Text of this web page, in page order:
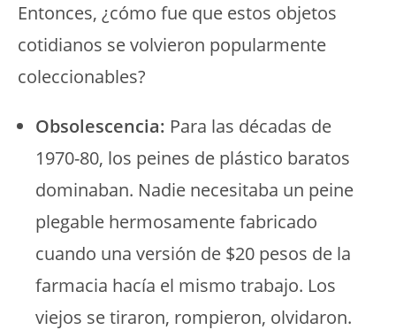
Entonces, ¿cómo fue que estos objetos
cotidianos se volvieron popularmente
coleccionables?
Obsolescencia: Para las décadas de
1970-80, los peines de plástico baratos
dominaban. Nadie necesitaba un peine
plegable hermosamente fabricado
cuando una versión de $20 pesos de la
farmacia hacía el mismo trabajo. Los
viejos se tiraron, rompieron, olvidaron.